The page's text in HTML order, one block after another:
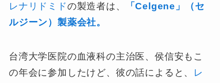
レナリドミドの製造者は、
「Celgene」（セ
ルジーン）製薬会社。
台湾大学医院の血液科の主治医、侯信安もこ
の年会に参加したけど、彼の話によると、 レ